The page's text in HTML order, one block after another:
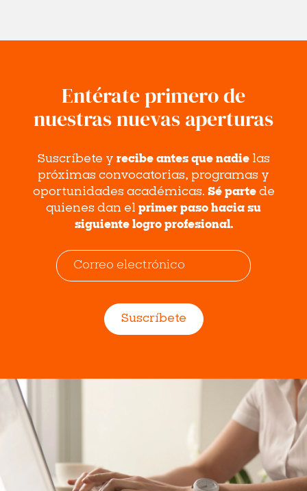
Entérate primero de
nuestras nuevas aperturas
Suscríbete y recibe antes que nadielas
próximas convocatorias, programas y
oportunidades académicas. Sé partede
quienes dan el primer paso hacia su
siguiente logro profesional.